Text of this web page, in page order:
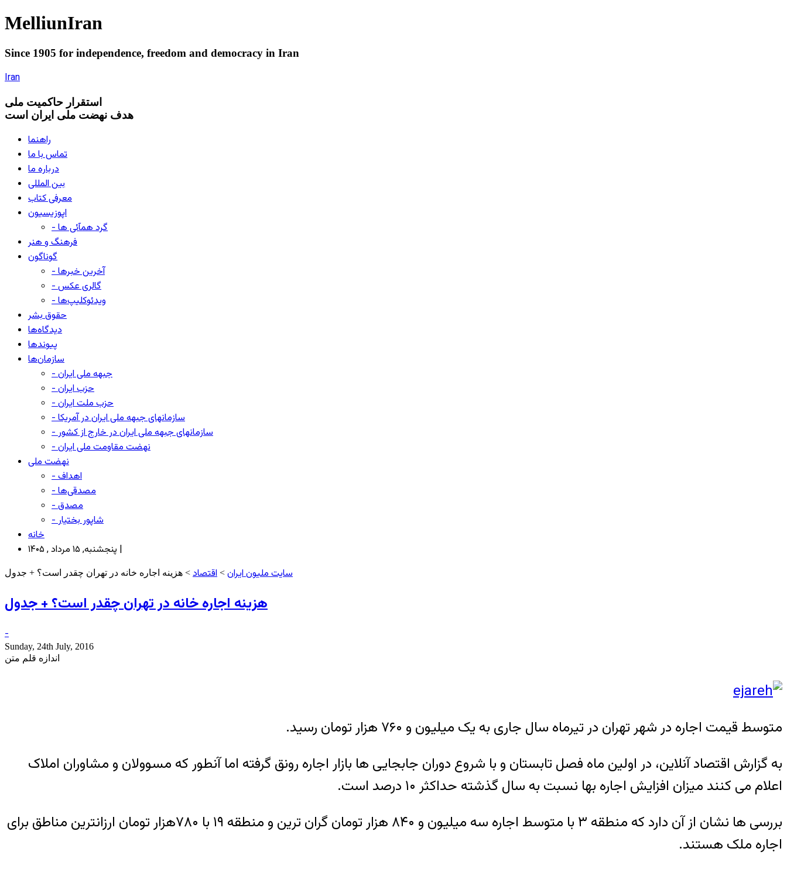
MelliunIran
Since 1905 for independence, freedom and democracy in Iran
Iran
استقرار حاکميت ملی
هدف نهضت ملی ایران است
راهنما
تماس با ما
درباره ما
بین المللی
معرفی کتاب
اپوزیسیون
- گرد همآئی ها
فرهنگ و هنر
گوناگون
- آخرین خبرها
- گالری عکس
- ویدئوکلیپ‌ها
حقوق بشر
دیدگاه‌ها
پیوندها
سازمان‌ها
- جبهه ملی ایران
- حزب ایران
- حزب ملت ایران
- سازمانهای جبهه ملی ایران در آمریکا
- سازمانهای جبهه ملی ایران در خارج از کشور
- نهضت مقاومت ملی ایران
نهضت ملی
- اهداف
- مصدقی‌ها
- مصدق
- شاپور بختیار
خانه
پنجشنبه, ۱۵ مرداد , ۱۴۰۵ |
سایت ملیون ایران > اقتصاد > هزینه اجاره خانه در تهران چقدر است؟ + جدول
هزینه اجاره خانه در تهران چقدر است؟ + جدول
-
Sunday, 24th July, 2016
اندازه قلم متن
متوسط قیمت اجاره در شهر تهران در تیرماه سال جاری به یک میلیون و ۷۶۰ هزار تومان رسید.
به گزارش اقتصاد آنلاین، در اولین ماه فصل تابستان و با شروع دوران جابجایی ها بازار اجاره رونق گرفته اما آنطور که مسوولان و مشاوران املاک
اعلام می کنند میزان افزایش اجاره بها نسبت به سال گذشته حداکثر ۱۰ درصد است.
بررسی ها نشان از آن دارد که منطقه ۳ با متوسط اجاره سه میلیون و ۸۴۰ هزار تومان گران ترین و منطقه ۱۹ با ۷۸۰هزار تومان ارزانترین مناطق برای
اجاره ملک هستند.